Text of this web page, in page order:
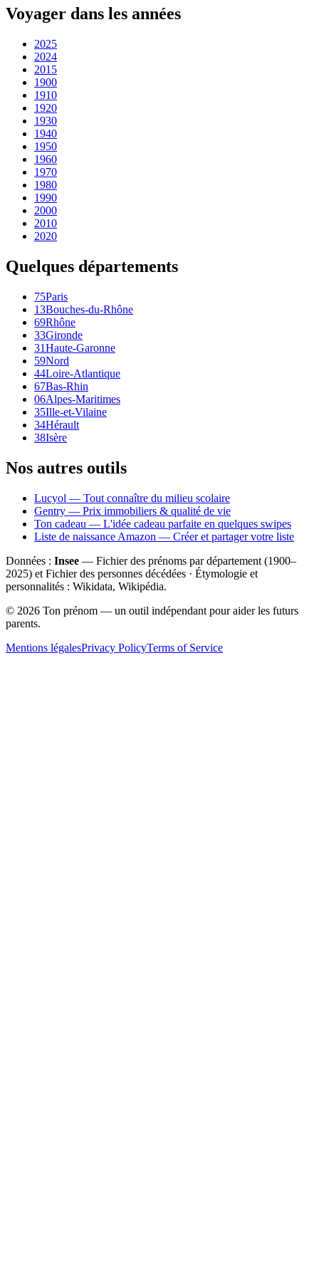
Voyager dans les années
2025
2024
2015
1900
1910
1920
1930
1940
1950
1960
1970
1980
1990
2000
2010
2020
Quelques départements
75Paris
13Bouches-du-Rhône
69Rhône
33Gironde
31Haute-Garonne
59Nord
44Loire-Atlantique
67Bas-Rhin
06Alpes-Maritimes
35Ille-et-Vilaine
34Hérault
38Isère
Nos autres outils
Lucyol — Tout connaître du milieu scolaire
Gentry — Prix immobiliers & qualité de vie
Ton cadeau — L'idée cadeau parfaite en quelques swipes
Liste de naissance Amazon — Créer et partager votre liste
Données : Insee — Fichier des prénoms par département (1900–
2025) et Fichier des personnes décédées · Étymologie et
personnalités : Wikidata, Wikipédia.
© 2026 Ton prénom — un outil indépendant pour aider les futurs
parents.
Mentions légalesPrivacy PolicyTerms of Service